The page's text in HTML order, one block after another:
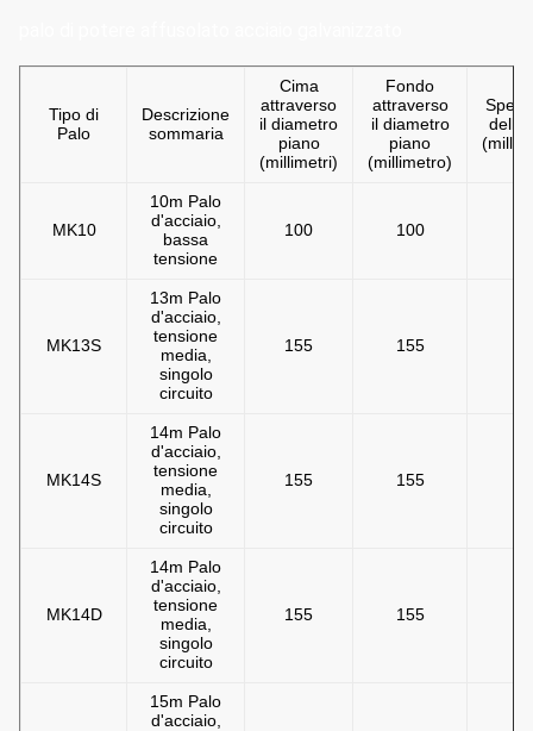
Tipo di
Palo
Descrizione
sommaria
Cima
attraverso
il diametro
piano
(millimetri)
Fondo
attraverso
il diametro
piano
(millimetro)
MK10
10m Palo
d'acciaio,
bassa
tensione
100 100
MK13S
13m Palo
d'acciaio,
tensione
media,
singolo
circuito
155 155
MK14S
14m Palo
d'acciaio,
tensione
media,
singolo
circuito
155 155
MK14D
14m Palo
d'acciaio,
tensione
media,
singolo
circuito
155 155
15m Palo
d'acciaio,